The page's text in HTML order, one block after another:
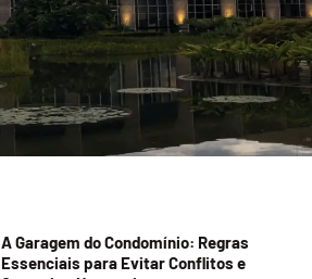
A Garagem do Condomínio: Regras
Essenciais para Evitar Conflitos e